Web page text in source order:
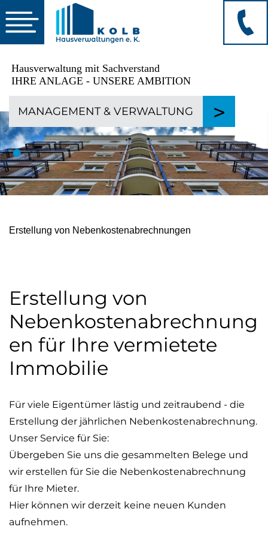
Hausverwaltung mit Sachverstand
IHRE ANLAGE - UNSERE AMBITION
MANAGEMENT & VERWALTUNG >
•
Erstellung von Nebenkostenabrechnungen
Erstellung von
Nebenkostenabrechnung
en für Ihre vermietete
Immobilie
Für viele Eigentümer lästig und zeitraubend - die
Erstellung der jährlichen Nebenkostenabrechnung.
Unser Service für Sie:
Übergeben Sie uns die gesammelten Belege und
wir erstellen für Sie die Nebenkostenabrechnung
für Ihre Mieter.
Hier können wir derzeit keine neuen Kunden
aufnehmen.